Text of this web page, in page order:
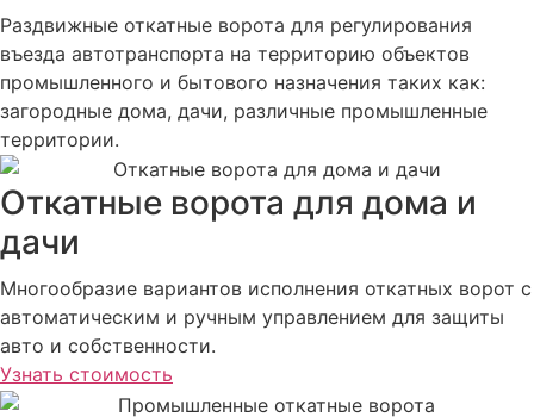
Раздвижные откатные ворота для регулирования
въезда автотранспорта на территорию объектов
промышленного и бытового назначения таких как:
загородные дома, дачи, различные промышленные
территории.
Откатные ворота для дома и
дачи
Многообразие вариантов исполнения откатных ворот с
автоматическим и ручным управлением для защиты
авто и собственности.
Узнать стоимость